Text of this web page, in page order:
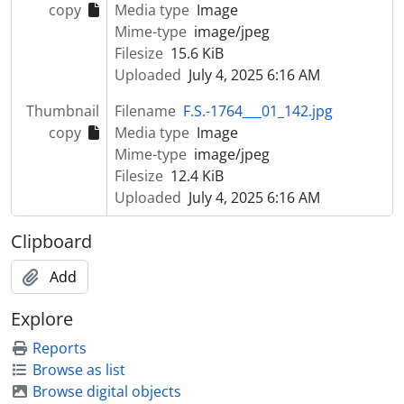
[Item] Retrato de homem
[Item] Retrato de homem
[Item] Retrato de padre
[Item] Retrato de criança com vestuário de fantasia
[Item] Retrato de homem com cavalo
[Item] Retrato de padre
[Item] Retrato de criança com vestuário regional
[Item] Retrato de mulher com vestuário de fantasia
[Item] Retrato de bispo
[Item] Retrato de criança com vestuário de fantasia
[Item] Retrato de homem
[Item] Retrato de mulher
copy
Media type Image
Mime-type image/jpeg
Filesize 15.6 KiB
Uploaded July 4, 2025 6:16 AM
Thumbnail
copy
Filename F.S.-1764___01_142.jpg
Media type Image
Mime-type image/jpeg
Filesize 12.4 KiB
Uploaded July 4, 2025 6:16 AM
Clipboard
Add
Explore
Reports
Browse as list
Browse digital objects